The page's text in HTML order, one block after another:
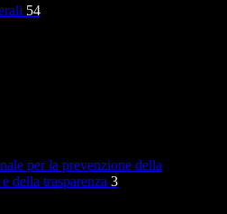
54
per la prevenzione della
della trasparenza 3